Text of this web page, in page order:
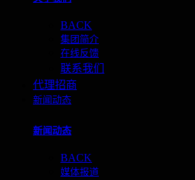
BACK
集团简介
在线反馈
联系我们
代理招商
新闻动态
新闻动态
BACK
媒体报道